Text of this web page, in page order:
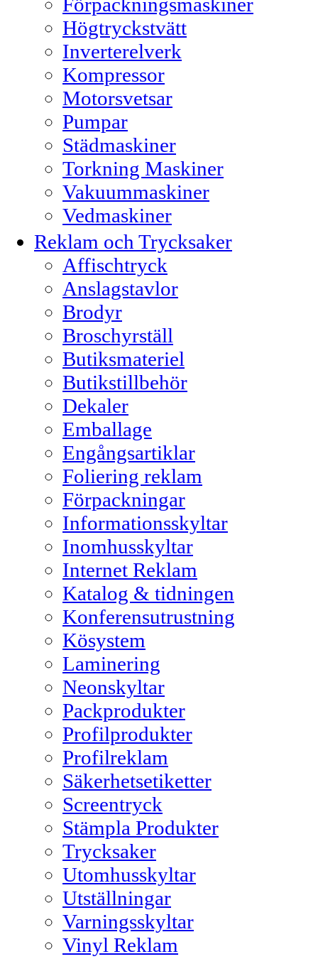
Högtryckstvätt
Inverterelverk
Kompressor
Motorsvetsar
Pumpar
Städmaskiner
Torkning Maskiner
Vakuummaskiner
Vedmaskiner
Reklam och Trycksaker
Affischtryck
Anslagstavlor
Brodyr
Broschyrställ
Butiksmateriel
Butikstillbehör
Dekaler
Emballage
Engångsartiklar
Foliering reklam
Förpackningar
Informationsskyltar
Inomhusskyltar
Internet Reklam
Katalog & tidningen
Konferensutrustning
Kösystem
Laminering
Neonskyltar
Packprodukter
Profilprodukter
Profilreklam
Säkerhetsetiketter
Screentryck
Stämpla Produkter
Trycksaker
Utomhusskyltar
Utställningar
Varningsskyltar
Vinyl Reklam